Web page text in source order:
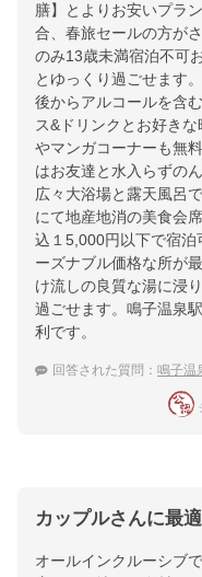
膳】とよりお安いプラ
合、春旅セールの方が
のみ13歳未満宿泊不可
とゆっくり過ごせます
後からアルコールを含
ス&ドリンクとお好き
やマンガコーナーも無
はお友達と水入らずの
広々大浴場と露天風呂
にて地産地消の美食会
込１5,000円以下で宿泊
ーズナブル価格な所が
け流しの良質な湯に浸
過ごせます。鳴子温泉
利です。
回答された質問： 鳴子温泉
カップルさんに最
オールインクルーシブ